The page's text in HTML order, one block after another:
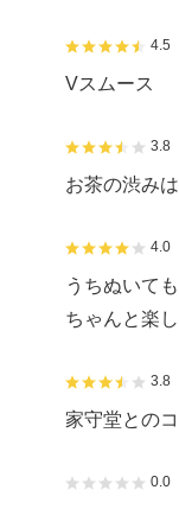
4.5
Vスムース
3.8
お茶の渋み
4.0
うちぬいて
ちゃんと楽
3.8
家守堂との
0.0